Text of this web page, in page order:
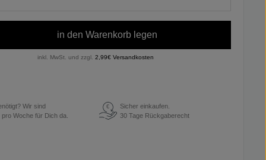
in den Warenkorb legen
inkl. MwSt. und zzgl. 2,99€ Versandkosten
Wir sind
pro Woche für Dich da.
€
Sicher einkaufen.
30 Tage Rückgaberecht